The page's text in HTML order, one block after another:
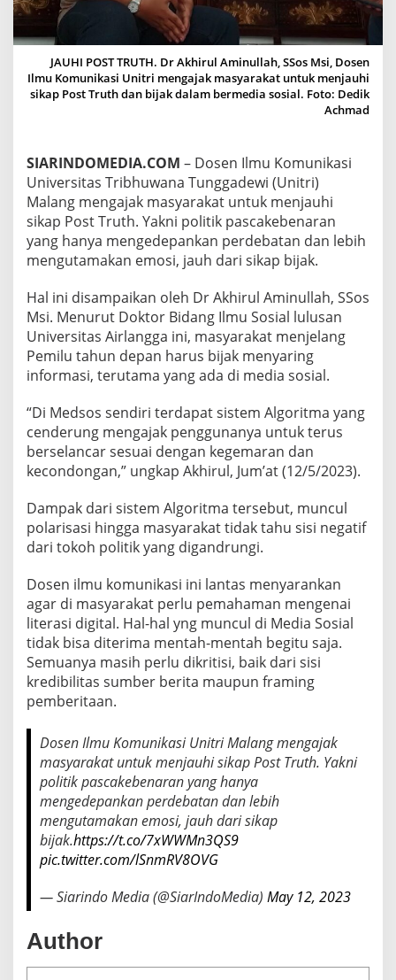
N
R
I
A
J
A
S
Y
A
R
A
K
T
J
A
U
H
I
I
K
A
P
P
S
T
T
R
T
H
JAUHI POST TRUTH. Dr Akhirul Aminullah, SSos Msi, Dosen
Ilmu Komunikasi Unitri mengajak masyarakat untuk menjauhi
sikap Post Truth dan bijak dalam bermedia sosial. Foto: Dedik
Achmad
SIARINDOMEDIA.COM – Dosen Ilmu Komunikasi
Universitas Tribhuwana Tunggadewi (Unitri)
Malang mengajak masyarakat untuk menjauhi
sikap Post Truth. Yakni politik pascakebenaran
yang hanya mengedepankan perdebatan dan lebih
mengutamakan emosi, jauh dari sikap bijak.
Hal ini disampaikan oleh Dr Akhirul Aminullah, SSos
Msi. Menurut Doktor Bidang Ilmu Sosial lulusan
Universitas Airlangga ini, masyarakat menjelang
Pemilu tahun depan harus bijak menyaring
informasi, terutama yang ada di media sosial.
“Di Medsos sendiri terdapat sistem Algoritma yang
cenderung mengajak penggunanya untuk terus
berselancar sesuai dengan kegemaran dan
kecondongan,” ungkap Akhirul, Jum’at (12/5/2023).
Dampak dari sistem Algoritma tersebut, muncul
polarisasi hingga masyarakat tidak tahu sisi negatif
dari tokoh politik yang digandrungi.
Dosen ilmu komunikasi ini lantas menyarankan
agar di masyarakat perlu pemahaman mengenai
literasi digital. Hal-hal yng muncul di Media Sosial
tidak bisa diterima mentah-mentah begitu saja.
Semuanya masih perlu dikritisi, baik dari sisi
kredibilitas sumber berita maupun framing
pemberitaan.
Dosen Ilmu Komunikasi Unitri Malang mengajak
masyarakat untuk menjauhi sikap Post Truth. Yakni
politik pascakebenaran yang hanya
mengedepankan perdebatan dan lebih
mengutamakan emosi, jauh dari sikap
bijak.https://t.co/7xWWMn3QS9
pic.twitter.com/lSnmRV8OVG
— Siarindo Media (@SiarIndoMedia) May 12, 2023
Author